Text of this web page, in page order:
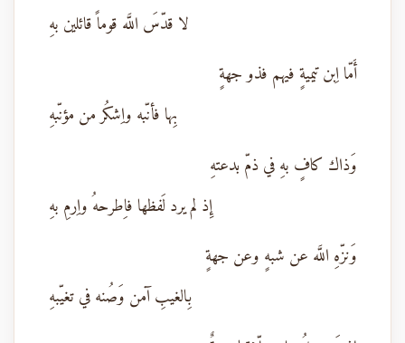
لا قدّسَ اللَّه قوماً قائلين بهِ
أَمّا اِبن تيميةٍ فيهم فذو جهةٍ
بِها فأنّبه واِشكُر من مؤنّبهِ
وَذاك كافٍ بهِ في ذمّ بدعتهِ
إِذ لم يرد لَفظها فاِطرحهُ واِرمِ بهِ
وَنزّهِ اللَّه عن شبهٍ وعن جهةٍ
بِالغيبِ آمن وَصُنه في تغيّبهِ